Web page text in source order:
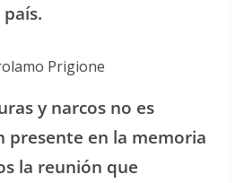
Prigione
y narcos no es
presente en la memoria
la reunión que